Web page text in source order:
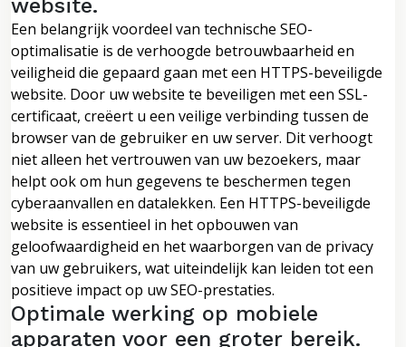
Een belangrijk voordeel van technische SEO-
optimalisatie is de verhoogde betrouwbaarheid en
veiligheid die gepaard gaan met een HTTPS-beveiligde
website. Door uw website te beveiligen met een SSL-
certificaat, creëert u een veilige verbinding tussen de
browser van de gebruiker en uw server. Dit verhoogt
niet alleen het vertrouwen van uw bezoekers, maar
helpt ook om hun gegevens te beschermen tegen
cyberaanvallen en datalekken. Een HTTPS-beveiligde
website is essentieel in het opbouwen van
geloofwaardigheid en het waarborgen van de privacy
van uw gebruikers, wat uiteindelijk kan leiden tot een
positieve impact op uw SEO-prestaties.
Optimale werking op mobiele
apparaten voor een groter bereik.